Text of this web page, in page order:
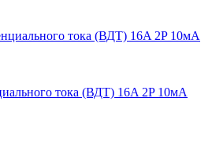
тока (ВДТ) 16A 2P 10мА